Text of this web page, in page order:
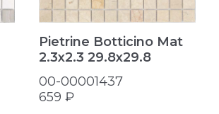
Pietrine Botticino Mat
2.3х2.3 29.8x29.8
00-00001437
659 ₽